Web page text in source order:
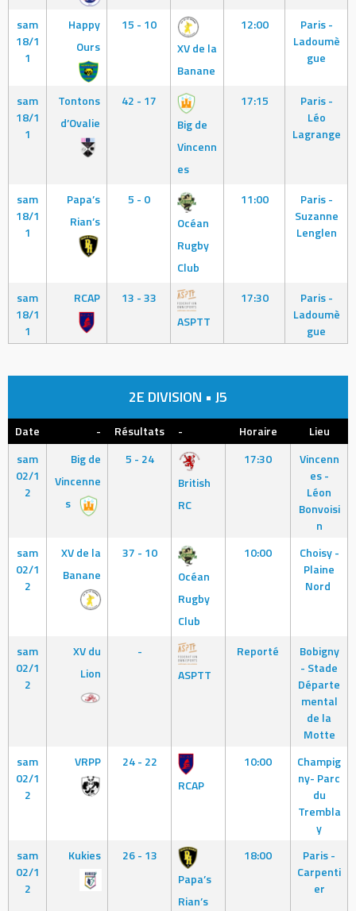
sam
18/1
1
Happy
Ours
15 - 10
XV de la
Banane
12:00
Paris -
Ladoumè
gue
sam
18/1
1
Tontons
d’Ovalie
42 - 17
Big de
Vincenn
es
17:15
Paris -
Léo
Lagrange
sam
18/1
1
Papa’s
Rian’s
5 - 0
Océan
Rugby
Club
11:00
Paris -
Suzanne
Lenglen
sam
18/1
1
RCAP
13 - 33
ASPTT
17:30
Paris -
Ladoumè
gue
2E DIVISION • J5
Date - Résultats - Horaire
Lieu
sam
02/1
2
Big de
Vincenne
s
5 - 24
British
RC
17:30
Vincenn
es -
Léon
Bonvoisi
n
sam
02/1
2
XV de la
Banane
37 - 10
Océan
Rugby
Club
10:00
Choisy -
Plaine
Nord
sam
02/1
2
XV du
Lion
-
ASPTT
Reporté
Bobigny
- Stade
Départe
mental
de la
Motte
sam
02/1
2
VRPP
24 - 22
RCAP
10:00
Champig
ny- Parc
du
Trembla
y
sam
02/1
2
Kukies
26 - 13
Papa’s
Rian’s
18:00
Paris -
Carpenti
er